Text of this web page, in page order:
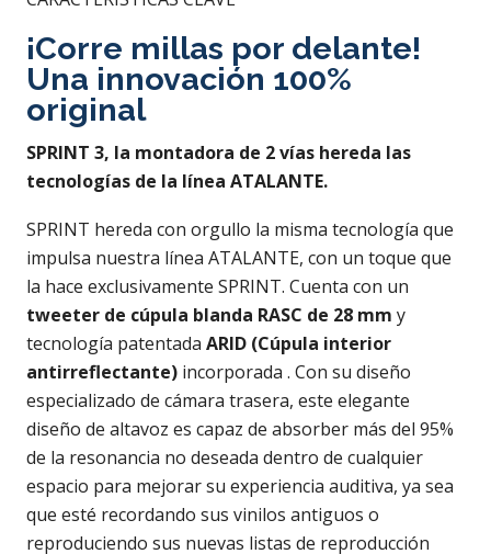
¡Corre millas por delante!
Una innovación 100%
original
SPRINT 3, la montadora de 2 vías hereda las
tecnologías de la línea ATALANTE.
SPRINT hereda con orgullo la misma tecnología que
impulsa nuestra línea ATALANTE, con un toque que
la hace exclusivamente SPRINT. Cuenta con un
tweeter de cúpula blanda RASC de 28 mm y
tecnología patentada ARID (Cúpula interior
antirreflectante) incorporada . Con su diseño
especializado de cámara trasera, este elegante
diseño de altavoz es capaz de absorber más del 95%
de la resonancia no deseada dentro de cualquier
espacio para mejorar su experiencia auditiva, ya sea
que esté recordando sus vinilos antiguos o
reproduciendo sus nuevas listas de reproducción